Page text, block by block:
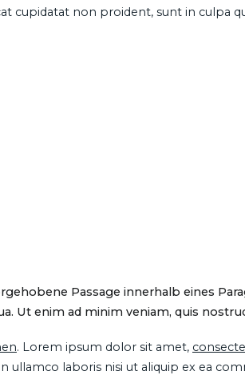
cupidatat non proident, sunt in culpa
Passage innerhalb eines
Ut enim ad minim veniam, quis
. Lorem ipsum dolor sit amet,
laboris nisi ut aliquip ex ea